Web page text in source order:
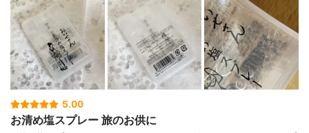
5.00
お清め塩スプレー 旅のお供に